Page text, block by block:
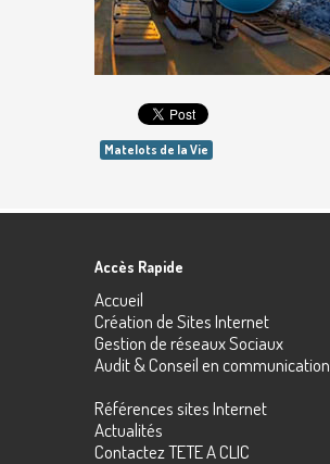
Matelots de la Vie
Accès Rapide
Accueil
Création de Sites Internet
Gestion de réseaux Sociaux
Audit & Conseil en communication
Références sites Internet
Actualités
Contactez TETE A CLIC